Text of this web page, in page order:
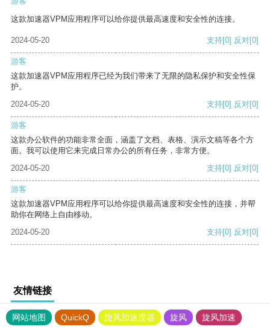
这款加速器VPM应用程序可以给你提供最高速度和安全性的连接。
2024-05-20 支持[0] 反对[0]
游客
这款加速器VPM应用程序已经为我们带来了无限的隐私保护和安全性保
护。
2024-05-20
支持[0] 反对[0]
游客
这款办公软件的功能非常全面，涵盖了文档、表格、演示文稿等各个方
面。我可以使用它来完成日常办公的所有任务，非常方便。
2024-05-20
支持[0] 反对[0]
游客
这款加速器VPM应用程序可以给你提供最高速度和安全性的连接，并帮
助你在网络上自由移动。
2024-05-20
支持[0] 反对[0]
友情链接
网站地图 QuickQ 旋风加速度器 旋风 旋风加速